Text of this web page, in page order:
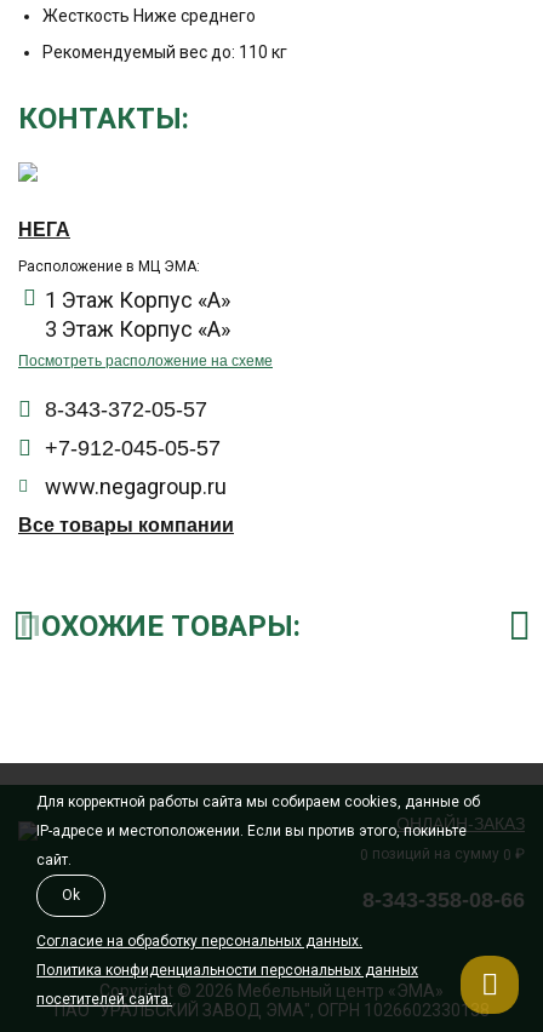
Жесткость Ниже среднего
Рекомендуемый вес до: 110 кг
КОНТАКТЫ:
НЕГА
Расположение в МЦ ЭМА:
1 Этаж Корпус «А»
3 Этаж Корпус «А»
Посмотреть расположение на схеме
8-343-372-05-57
+7-912-045-05-57
www.negagroup.ru
Все товары компании
ПОХОЖИЕ ТОВАРЫ:
ОНЛАЙН-ЗАКАЗ
0 позиций на сумму 0 ₽
8-343-358-08-66
Copyright © 2026 Мебельный центр «ЭМА»
ПАО "УРАЛЬСКИЙ ЗАВОД ЭМА", ОГРН 1026602330138
Для корректной работы сайта мы собираем cookies, данные об
IP-адресе и местоположении. Если вы против этого, покиньте
сайт.
Ok
Согласие на обработку персональных данных.
Политика конфиденциальности персональных данных
посетителей сайта.